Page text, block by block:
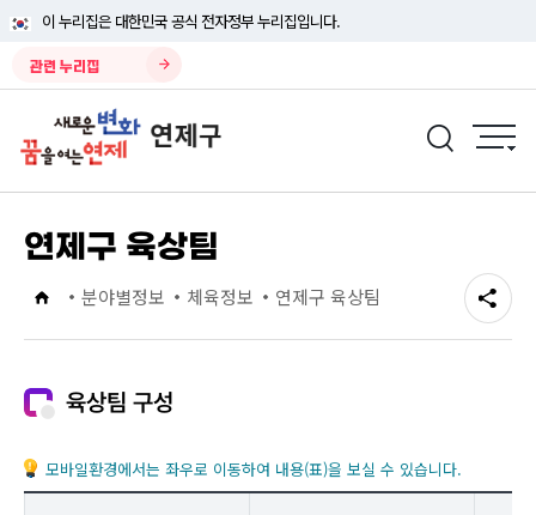
이 누리집은 대한민국 공식 전자정부 누리집입니다.
관련 누리집
연제구 육상팀
분야별정보 체육정보 연제구 육상팀
육상팀 구성
모바일환경에서는 좌우로 이동하여 내용(표)을 보실 수 있습니다.